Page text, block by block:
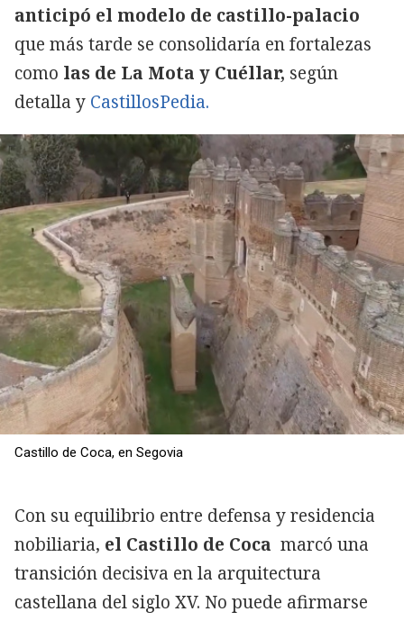
anticipó el modelo de castillo-palacio
que más tarde se consolidaría en fortalezas
como las de La Mota y Cuéllar, según
detalla y CastillosPedia.
Castillo de Coca, en Segovia
Con su equilibrio entre defensa y residencia
nobiliaria, el Castillo de Coca marcó una
transición decisiva en la arquitectura
castellana del siglo XV. No puede afirmarse